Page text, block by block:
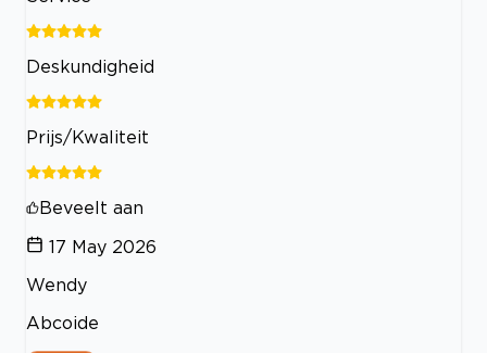
Deskundigheid
Prijs/Kwaliteit
Beveelt aan
17 May 2026
Wendy
Abcoide